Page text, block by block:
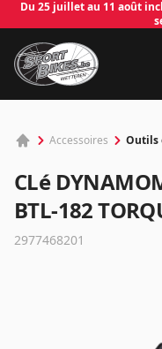
Du 25 juillet au 11 août
Accessoires Outils
CLé
BTL-182
2977468201